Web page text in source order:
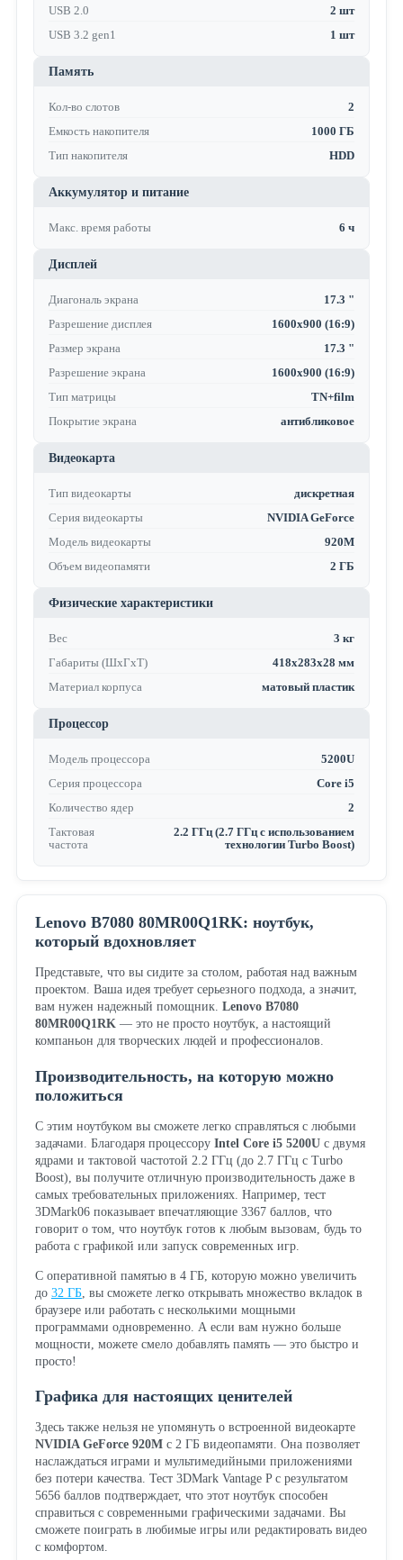
USB 2.0
2 шт
USB 3.2 gen1
1 шт
Память
Кол-во слотов
2
Емкость накопителя
1000 ГБ
Тип накопителя
HDD
Аккумулятор и питание
Макс. время работы 6 ч
Дисплей
Диагональ экрана
17.3 "
Разрешение дисплея
1600x900 (16:9)
Размер экрана
17.3 "
Разрешение экрана
1600x900 (16:9)
Тип матрицы
TN+film
Покрытие экрана
антибликовое
Видеокарта
Тип видеокарты
дискретная
Серия видеокарты
NVIDIA GeForce
Модель видеокарты
920M
Объем видеопамяти
2 ГБ
Физические характеристики
Вес
3 кг
Габариты (ШхГхТ)
418х283х28 мм
Материал корпуса
матовый пластик
Процессор
Модель процессора
5200U
Серия процессора
Core i5
Количество ядер
2
Тактовая
частота
2.2 ГГц (2.7 ГГц с использованием
технологии Turbo Boost)
Lenovo B7080 80MR00Q1RK: ноутбук,
который вдохновляет
Представьте, что вы сидите за столом, работая над важным
проектом. Ваша идея требует серьезного подхода, а значит,
вам нужен надежный помощник. Lenovo B7080
80MR00Q1RK— это не просто ноутбук, а настоящий
компаньон для творческих людей и профессионалов.
Производительность, на которую можно
положиться
С этим ноутбуком вы сможете легко справляться с любыми
задачами. Благодаря процессору Intel Core i5 5200Uс двумя
ядрами и тактовой частотой 2.2 ГГц (до 2.7 ГГц с Turbo
Boost), вы получите отличную производительность даже в
самых требовательных приложениях. Например, тест
3DMark06 показывает впечатляющие 3367 баллов, что
говорит о том, что ноутбук готов к любым вызовам, будь то
работа с графикой или запуск современных игр.
С оперативной памятью в 4 ГБ, которую можно увеличить
до 32 ГБ, вы сможете легко открывать множество вкладок в
браузере или работать с несколькими мощными
программами одновременно. А если вам нужно больше
мощности, можете смело добавлять память — это быстро и
просто!
Графика для настоящих ценителей
Здесь также нельзя не упомянуть о встроенной видеокарте
NVIDIA GeForce 920Mс 2 ГБ видеопамяти. Она позволяет
наслаждаться играми и мультимедийными приложениями
без потери качества. Тест 3DMark Vantage P с результатом
5656 баллов подтверждает, что этот ноутбук способен
справиться с современными графическими задачами. Вы
сможете поиграть в любимые игры или редактировать видео
с комфортом.